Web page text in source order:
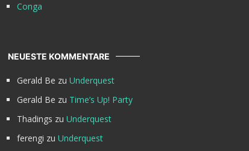
Conga
NEUESTE KOMMENTARE
Gerald Be zu Underquest
Gerald Be zu Time’s Up! Party
Thadings zu Underquest
ferengi zu Underquest